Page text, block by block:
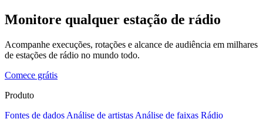
Monitore qualquer estação de rádio
Acompanhe execuções, rotações e alcance de audiência em milhares
de estações de rádio no mundo todo.
Comece grátis
Produto
Fontes de dados Análise de artistas Análise de faixas Rádio